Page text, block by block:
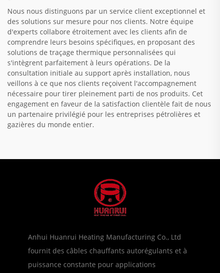
Nous nous distinguons par un service client exceptionnel et
des solutions sur mesure pour nos clients. Notre équipe
d'experts collabore étroitement avec les clients afin de
comprendre leurs besoins spécifiques, en proposant des
solutions de traçage thermique personnalisées qui
s'intègrent parfaitement à leurs opérations. De la
consultation initiale au support après installation, nous
veillons à ce que nos clients reçoivent l'accompagnement
nécessaire pour tirer pleinement parti de nos produits. Cet
engagement en faveur de la satisfaction clientèle fait de nous
un partenaire privilégié pour les entreprises pétrolières et
gazières du monde entier.
Anhui Huanrui Heating Manufacturing Co., Ltd
fournit des câbles chauffants autorégulants et à
puissance constante pour applications